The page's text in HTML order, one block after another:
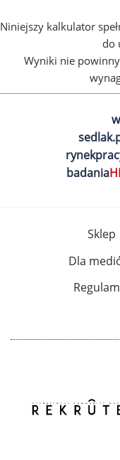
Niniejszy kalkulator
do
Wyniki nie
badania
Sklep
Dla